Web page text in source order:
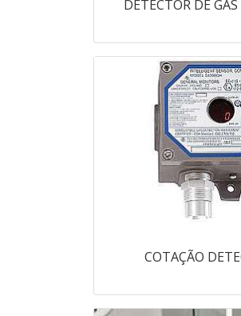
DETECTOR DE
COTAÇÃO